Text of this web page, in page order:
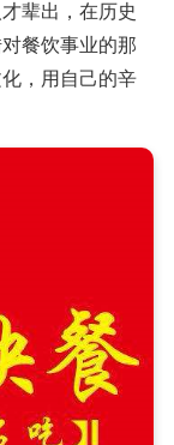
辈出，在历史
餐饮事业的那
，用自己的辛